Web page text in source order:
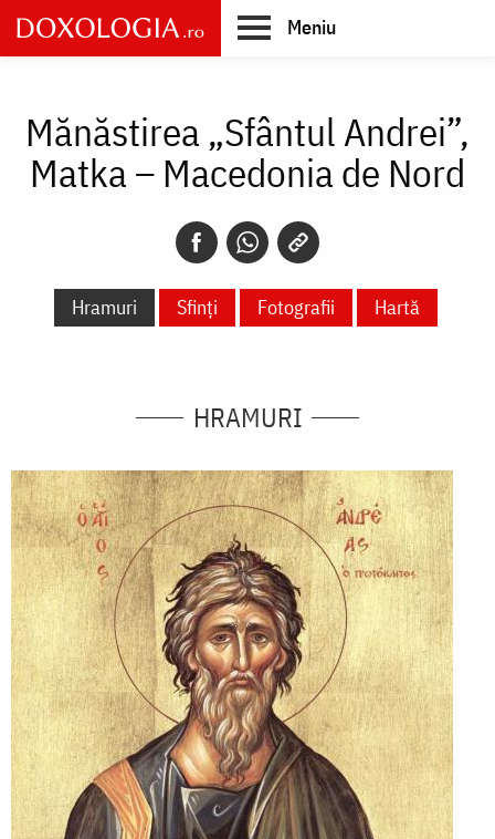
Skip
to
main
Meniu
Mănăstirea „Sfântul Andrei”,
Matka – Macedonia de Nord
Hramuri Sfinți Fotografii Hartă
HRAMURI